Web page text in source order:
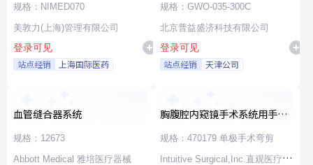
规格：NIMED070
美敦力(上海)管理有限公司
登录可见
站点经销 上海国际医药
规格：GWO-035-300C
北京普益盛济科技有限公司
登录可见
站点经销 天津公司
血管缝合器系统
规格：12673
Abbott Medical 雅培医疗器械
胸腹腔内窥镜手术系统用手术
器械
规格：470179 单极手术弯剪
Intuitive Surgical,Inc.直观医疗公